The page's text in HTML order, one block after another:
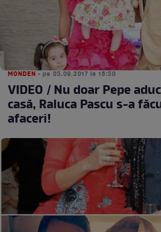
MONDEN • pe 05.09.2017 la 16:50
VIDEO / Nu doar Pepe
casă, Raluca Pascu s-a
afaceri!